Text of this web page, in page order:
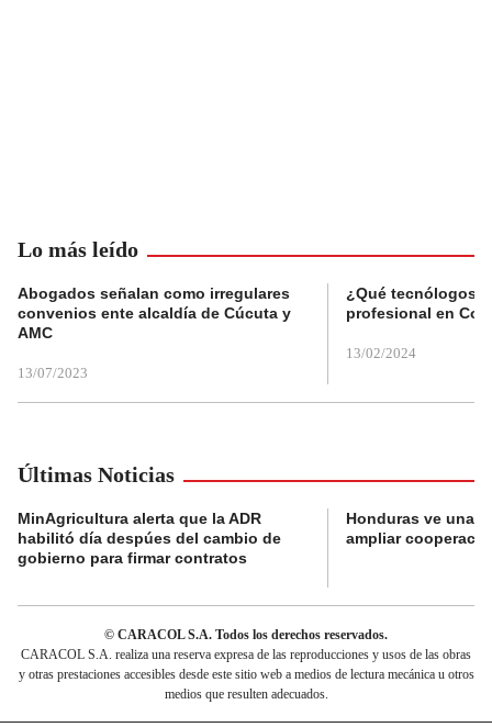
Lo más leído
Abogados señalan como irregulares
convenios ente alcaldía de Cúcuta y
AMC
13/07/2023
¿Qué tecnólogos
profesional en
13/02/2024
Últimas Noticias
MinAgricultura alerta que la ADR
habilitó día despúes del cambio de
gobierno para firmar contratos
Honduras ve una
ampliar
© CARACOL S.A. Todos los derechos reservados.
CARACOL S.A. realiza una reserva expresa de las reproducciones y usos de las obras
y otras prestaciones accesibles desde este sitio web a medios de lectura mecánica u otros
medios que resulten adecuados.